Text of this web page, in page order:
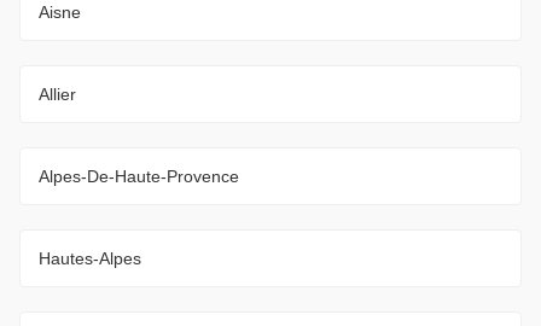
Aisne
Allier
Alpes-De-Haute-Provence
Hautes-Alpes